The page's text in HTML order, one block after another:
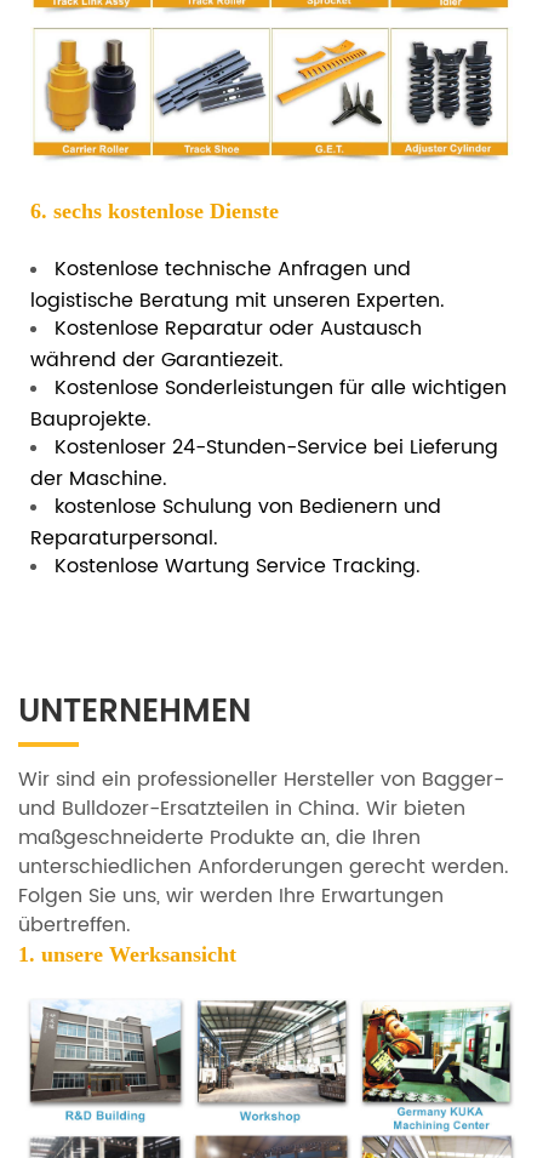
6. sechs kostenlose Dienste
Kostenlose technische Anfragen und
logistische Beratung mit unseren Experten.
Kostenlose Reparatur oder Austausch
während der Garantiezeit.
Kostenlose Sonderleistungen für alle wichtigen
Bauprojekte.
Kostenloser 24-Stunden-Service bei Lieferung
der Maschine.
kostenlose Schulung von Bedienern und
Reparaturpersonal.
Kostenlose Wartung Service Tracking.
UNTERNEHMEN
Wir sind ein professioneller Hersteller von Bagger-
und Bulldozer-Ersatzteilen in China. Wir bieten
maßgeschneiderte Produkte an, die Ihren
unterschiedlichen Anforderungen gerecht werden.
Folgen Sie uns, wir werden Ihre Erwartungen
übertreffen.
1. unsere Werksansicht